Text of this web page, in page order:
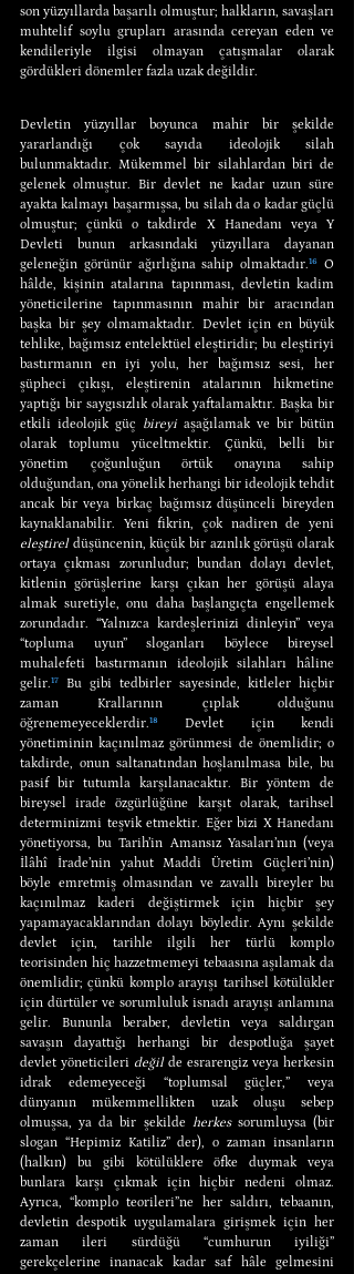
son yüzyıllarda başarılı olmuştur; halkların, savaşları
muhtelif soylu grupları arasında cereyan eden ve
kendileriyle ilgisi olmayan çatışmalar olarak
gördükleri dönemler fazla uzak değildir.
Devletin yüzyıllar boyunca mahir bir şekilde
yararlandığı çok sayıda ideolojik silah
bulunmaktadır. Mükemmel bir silahlardan biri de
gelenek olmuştur. Bir devlet ne kadar uzun süre
ayakta kalmayı başarmışsa, bu silah da o kadar güçlü
olmuştur; çünkü o takdirde X Hanedanı veya Y
Devleti bunun arkasındaki yüzyıllara dayanan
geleneğin görünür ağırlığına sahip olmaktadır.¹⁶ O
hâlde, kişinin atalarına tapınması, devletin kadim
yöneticilerine tapınmasının mahir bir aracından
başka bir şey olmamaktadır. Devlet için en büyük
tehlike, bağımsız entelektüel eleştiridir; bu eleştiriyi
bastırmanın en iyi yolu, her bağımsız sesi, her
şüpheci çıkışı, eleştirenin atalarının hikmetine
yaptığı bir saygısızlık olarak yaftalamaktır. Başka bir
etkili ideolojik güç bireyi aşağılamak ve bir bütün
olarak toplumu yüceltmektir. Çünkü, belli bir
yönetim çoğunluğun örtük onayına sahip
olduğundan, ona yönelik herhangi bir ideolojik tehdit
ancak bir veya birkaç bağımsız düşünceli bireyden
eleştirel düşüncenin, küçük bir azınlık görüşü olarak
ortaya çıkması zorunludur; bundan dolayı devlet,
kitlenin görüşlerine karşı çıkan her görüşü alaya
almak suretiyle, onu daha başlangıçta engellemek
zorundadır. “Yalnızca kardeşlerinizi dinleyin” veya
“topluma uyun” sloganları böylece bireysel
muhalefeti bastırmanın ideolojik silahları hâline
gelir.¹⁷ Bu gibi tedbirler sayesinde, kitleler hiçbir
zaman Krallarının çıplak olduğunu
öğrenemeyeceklerdir.¹⁸ Devlet için kendi
yönetiminin kaçınılmaz görünmesi de önemlidir; o
takdirde, onun saltanatından hoşlanılmasa bile, bu
pasif bir tutumla karşılanacaktır. Bir yöntem de
bireysel irade özgürlüğüne karşıt olarak, tarihsel
determinizmi teşvik etmektir. Eğer bizi X Hanedanı
yönetiyorsa, bu Tarih’in Amansız Yasaları’nın (veya
İlâhî İrade’nin yahut Maddi Üretim Güçleri’nin)
böyle emretmiş olmasından ve zavallı bireyler bu
kaçınılmaz kaderi değiştirmek için hiçbir şey
yapamayacaklarından dolayı böyledir. Aynı şekilde
devlet için, tarihle ilgili her türlü komplo
teorisinden hiç hazzetmemeyi tebaasına aşılamak da
önemlidir; çünkü komplo arayışı tarihsel kötülükler
için dürtüler ve sorumluluk isnadı arayışı anlamına
gelir. Bununla beraber, devletin veya saldırgan
savaşın dayattığı herhangi bir despotluğa şayet
devlet yöneticileri değil de esrarengiz veya herkesin
idrak edemeyeceği “toplumsal güçler,” veya
dünyanın mükemmellikten uzak oluşu sebep
olmuşsa, ya da bir şekilde herkes sorumluysa (bir
slogan “Hepimiz Katiliz” der), o zaman insanların
(halkın) bu gibi kötülüklere öfke duymak veya
bunlara karşı çıkmak için hiçbir nedeni olmaz.
Ayrıca, “komplo teorileri”ne her saldırı, tebaanın,
devletin despotik uygulamalara girişmek için her
zaman ileri sürdüğü “cumhurun iyiliği”
gerekçelerine inanacak kadar saf hâle gelmesini